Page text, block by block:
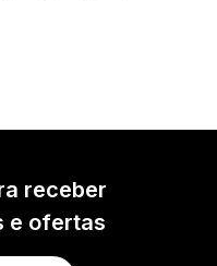
receber
e ofertas